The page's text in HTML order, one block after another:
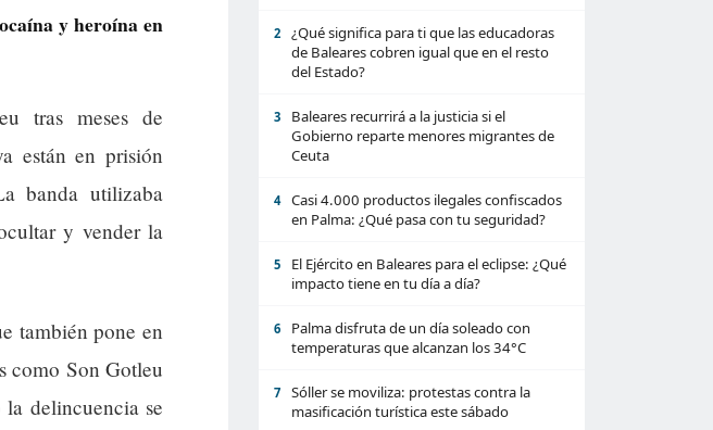
y heroína en
tras meses de
están en prisión
banda utilizaba
y vender la
también pone en
como Son Gotleu
delincuencia se
2
¿Qué significa para ti que las educadoras
de Baleares cobren igual que en el resto
del Estado?
3
Baleares recurrirá a la justicia si el
Gobierno reparte menores migrantes de
Ceuta
4
Casi 4.000 productos ilegales confiscados
en Palma: ¿Qué pasa con tu seguridad?
5
El Ejército en Baleares para el eclipse: ¿Qué
impacto tiene en tu día a día?
6
Palma disfruta de un día soleado con
temperaturas que alcanzan los 34°C
7
Sóller se moviliza: protestas contra la
masificación turística este sábado